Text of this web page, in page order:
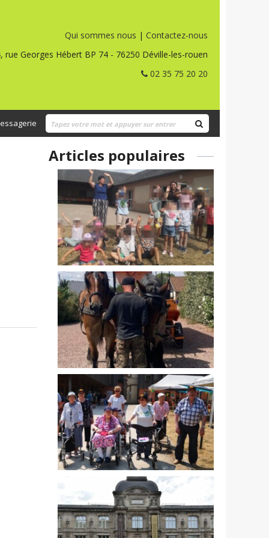
Qui sommes nous | Contactez-nous
rue Georges Hébert BP 74 - 76250 Déville-les-rouen
02 35 75 20 20
Articles populaires